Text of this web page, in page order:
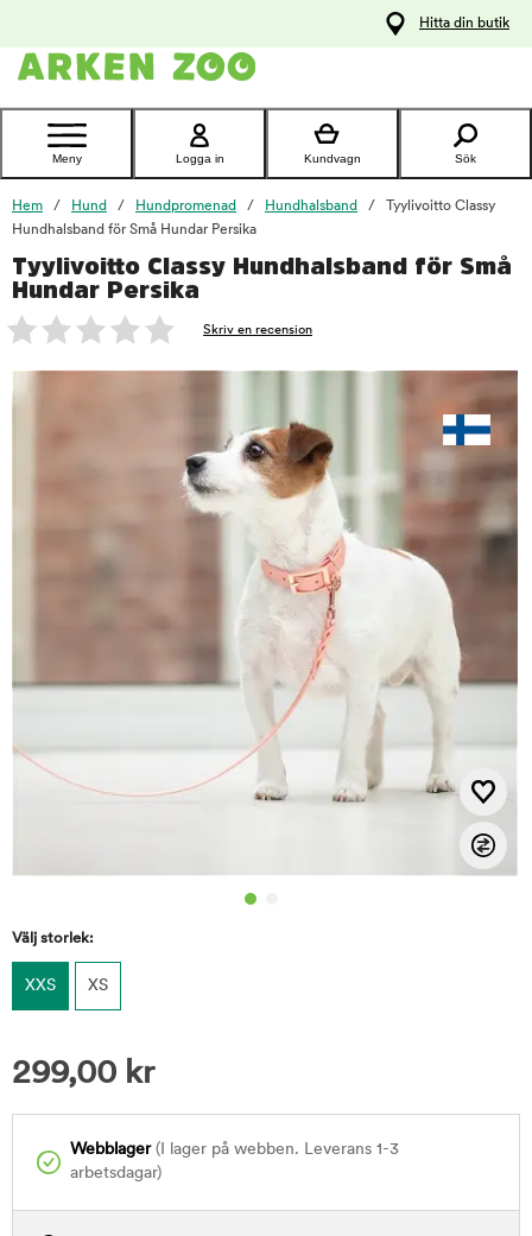
Kontakta
Hitta din butik
Meny Logga in Kundvagn Sök
Hem Hund Hundpromenad Hundhalsband
Tyylivoitto Classy
Hundhalsband för Små Hundar Persika
Tyylivoitto Classy Hundhalsband för Små
Hundar Persika
Skriv en recension
Välj storlek:
XXS XS
299,00 kr
Webblager(I lager på webben. Leverans 1-3
arbetsdagar)
foo